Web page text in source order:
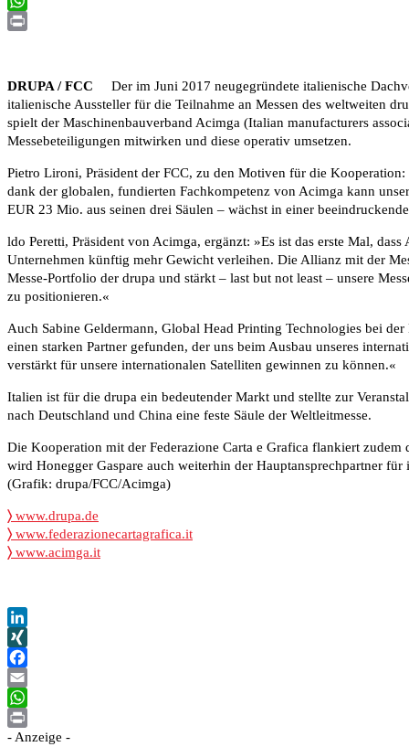
WhatsApp
DRUPA / FCC Der im Juni 2017 neugegründete italienische
italienische Aussteller für die Teilnahme an Messen des weltweiten
spielt der Maschinenbauverband Acimga (Italian manufacturers
Messebeteiligungen mitwirken und diese operativ umsetzen.
Pietro Lironi, Präsident der FCC, zu den Motiven für die
dank der globalen, fundierten Fachkompetenz von Acimga kann
EUR 23 Mio. aus seinen drei Säulen – wächst in einer
ldo Peretti, Präsident von Acimga, ergänzt: »Es ist das erste Mal,
Unternehmen künftig mehr Gewicht verleihen. Die Allianz mit der
Messe-Portfolio der drupa und stärkt – last but not least – unsere
zu positionieren.«
Auch Sabine Geldermann, Global Head Printing Technologies bei
einen starken Partner gefunden, der uns beim Ausbau unseres
verstärkt für unsere internationalen Satelliten gewinnen zu können.«
Italien ist für die drupa ein bedeutender Markt und stellte zur
nach Deutschland und China eine feste Säule der Weltleitmesse.
Die Kooperation mit der Federazione Carta e Grafica flankiert
wird Honegger Gaspare auch weiterhin der Hauptansprechpartner
(Grafik: drupa/FCC/Acimga)
〉 www.drupa.de
〉 www.federazionecartagrafica.it
〉 www.acimga.it
LinkedIn
XING
Facebook
Email
WhatsApp
Print
- Anzeige -